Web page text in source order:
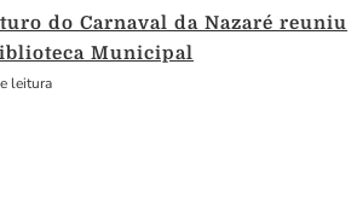
do Carnaval da Nazaré reuniu
Municipal
leitura